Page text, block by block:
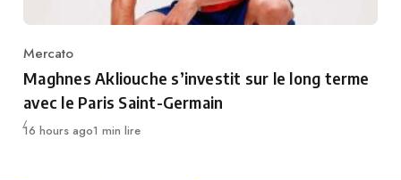
Category
Mercato
Maghnes Akliouche s’investit sur le long terme
avec le Paris Saint-Germain
Publié
16 hours ago1 min lire